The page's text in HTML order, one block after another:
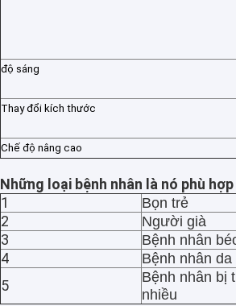
độ sáng
Thay đổi kích thước
Chế độ nâng cao
Những loại bệnh nhân là nó phù
1
Bọn trẻ
2 Người già
3 Bệnh nhân
4 Bệnh nhân da
5
Bệnh nhân bị
nhiều